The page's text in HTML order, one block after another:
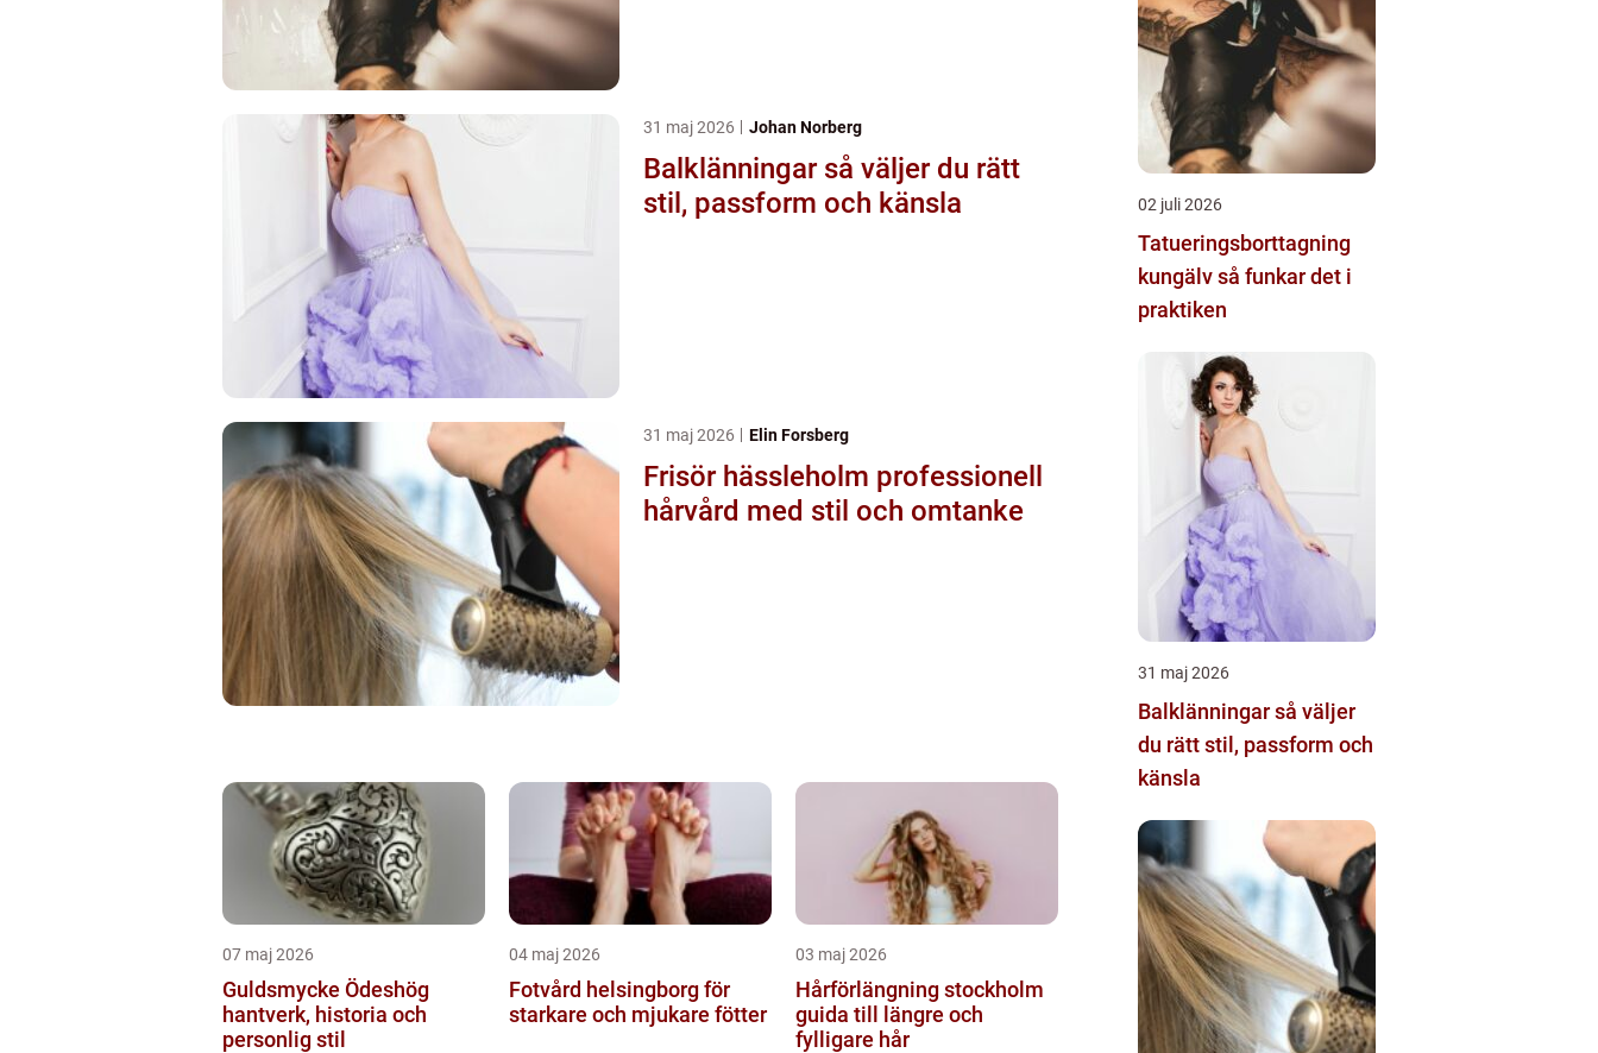
31 maj 2026 Johan Norberg
Balklänningar så väljer du rätt
stil, passform och känsla
31 maj 2026 Elin Forsberg
Frisör hässleholm professionell
hårvård med stil och omtanke
07 maj 2026
Guldsmycke Ödeshög
hantverk, historia och
personlig stil
04 maj 2026
Fotvård helsingborg för
starkare och mjukare fötter
03 maj 2026
Hårförlängning stockholm
guida till längre och
fylligare hår
02 juli 2026
Tatueringsborttagning
kungälv så funkar det i
praktiken
31 maj 2026
Balklänningar så väljer
du rätt stil, passform och
känsla